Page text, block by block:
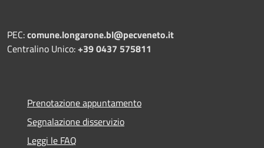
PEC:comune.longarone.bl@pecveneto.it
Centralino Unico:+39 0437 575811
Prenotazione appuntamento
Segnalazione disservizio
Leggi le FAQ